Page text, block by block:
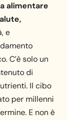
alimentare
e
C’è solo un
di
Il cibo
per millenni
E non è